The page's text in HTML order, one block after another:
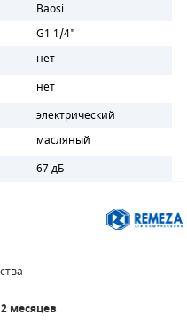
Baosi
G1 1/4"
нет
нет
электрический
масляный
67 дБ
месяцев